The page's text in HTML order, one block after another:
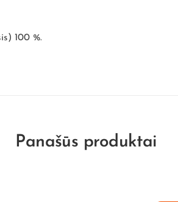
100 %.
Panašūs produktai